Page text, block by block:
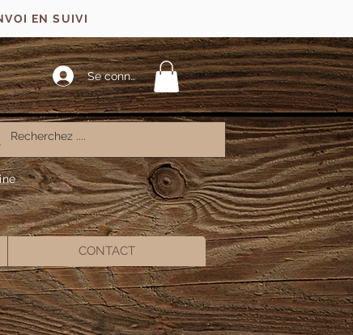
EN SUIVI
Se connecter
CONTACT